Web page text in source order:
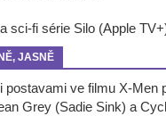
sci-fi série Silo (Apple
JASNĚ
postavami ve filmu X-Men
Grey (Sadie Sink) a